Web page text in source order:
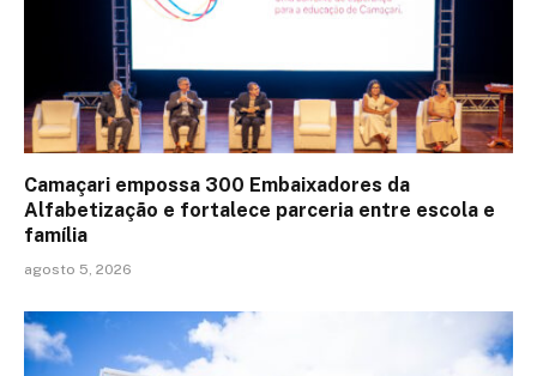
Camaçari empossa 300 Embaixadores da
Alfabetização e fortalece parceria entre escola e
família
agosto 5, 2026